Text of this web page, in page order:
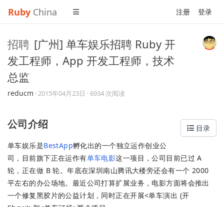
Ruby China 注册 登录
招聘 [广州] 单车娱乐招聘 Ruby 开
发工程师，App 开发工程师，技术
总监
reducm ·2015年04月23日 · 6934 次阅读
目录
公司介绍
单车娱乐是BestApp孵化出的一个独立运作创业公
司，目前旗下正在运作有单车电影这一项目，公司目前已过 A
轮，正在做 B 轮。年底在深圳南山腾讯大楼旁还会有一个 2000
平左右的办公场地。最近公司打算扩展业务，电影方面将会推出
一个修复黑胶片的公益计划，同时正在开展<单车演出 (开